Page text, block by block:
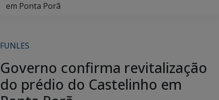
em Ponta Porã
FUNLES
Governo confirma revitalização
do prédio do Castelinho em